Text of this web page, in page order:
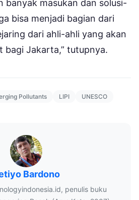
banyak masukan dan solusi-
bisa menjadi bagian dari
dari ahli-ahli yang akan
bagi Jakarta,” tutupnya.
Pollutants LIPI UNESCO
Bardono
penulis buku